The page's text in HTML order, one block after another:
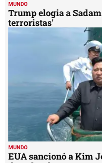
MUNDO
Trump elogia a
terroristas'
MUNDO
EUA sancionó a Kim